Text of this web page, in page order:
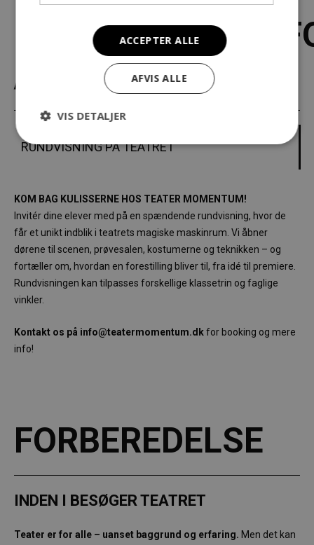
/ TILBUD
RUNDVISNING PÅ TEATRET
KOM BAG KULISSERNE HOS TEATER MOMENTUM!
Invitér dine elever med på en spændende rundvisning, hvor de
får et unikt indblik i teatrets magiske maskinrum. Vi åbner
dørene til scenen, prøvesalen, kostumerne og teknikken – og
fortæller om, hvordan en forestilling bliver til, fra idé til premiere.
Rundvisningen kan tilpasses forskellige klassetrin og faglige
vinkler.
Kontakt os på info@teatermomentum.dkfor booking og mere
info!
FORBEREDELSE
INDEN I BESØGER TEATRET
Teater er for alle – uanset baggrund og erfaring. Men det kan
ACCEPTER ALLE
AFVIS ALLE
VIS DETALJER